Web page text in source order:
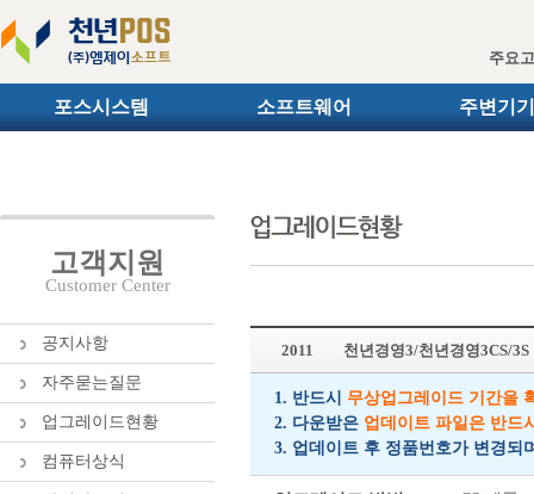
주요
포스시스템 소프트웨어 주변기기
고객지원
Customer Center
공지사항
자주묻는질문
업그레이드현황
컴퓨터상식
2011 천년경영3/천년경영3CS/
1. 반드시 무상업그레이드 기간을
2. 다운받은 업데이트 파일은 반드
3. 업데이트 후 정품번호가 변경되